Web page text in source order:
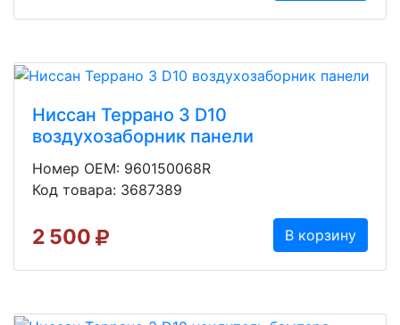
Ниссан Террано 3 D10
воздухозаборник панели
Номер OEM: 960150068R
Код товара: 3687389
2 500 В корзину